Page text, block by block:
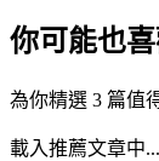
你可能也
為你精選 3 篇值
載入推薦文章中...